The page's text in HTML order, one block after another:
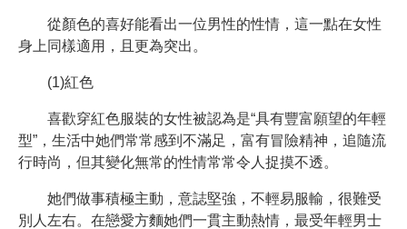
從顏色的喜好能看出一位男性的性情，這一點在女性
身上同樣適用，且更為突出。
(1)紅色
喜歡穿紅色服裝的女性被認為是“具有豐富願望的年輕
型”，生活中她們常常感到不滿足，富有冒險精神，追隨流
行時尚，但其變化無常的性情常常令人捉摸不透。
她們做事積極主動，意誌堅強，不輕易服輸，很難受
別人左右。在戀愛方麵她們一貫主動熱情，最受年輕男士